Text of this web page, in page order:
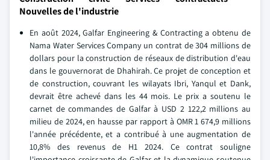
Nouvelles de l'industrie
En août 2024, Galfar Engineering & Contracting a obtenu de
Nama Water Services Company un contrat de 304 millions de
dollars pour la construction de réseaux de distribution d'eau
dans le gouvernorat de Dhahirah. Ce projet de conception et
de construction, couvrant les wilayats Ibri, Yanqul et Dank,
devrait être achevé dans les 44 mois. Le prix a soutenu le
carnet de commandes de Galfar à USD 2 122,2 millions au
milieu de 2024, en hausse par rapport à OMR 1 674,9 millions
l'année précédente, et a contribué à une augmentation de
10,8% des revenus de H1 2024. Ce contrat souligne